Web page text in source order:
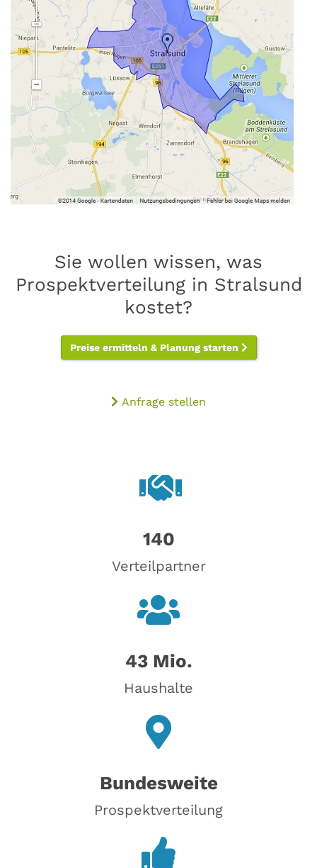
Sie wollen wissen, was
Prospektverteilung in Stralsund
kostet?
Preise ermitteln & Planung starten
Anfrage stellen
140
Verteilpartner
43 Mio.
Haushalte
Bundesweite
Prospektverteilung